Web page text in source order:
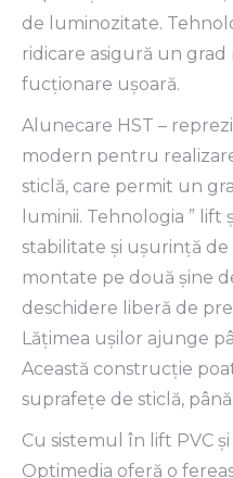
de luminozitate.
ridicare asigură un
fucţionare ușoară.
Alunecare HST –
modern pentru
sticlă, care permit un
luminii. Tehnologia ” lift
stabilitate şi ușurinţă de
montate pe două şine
deschidere liberă de
Lăţimea uşilor ajunge
Această construcţie
suprafeţe de sticlă, până
Cu sistemul în lift PVC
Optimedia oferă o